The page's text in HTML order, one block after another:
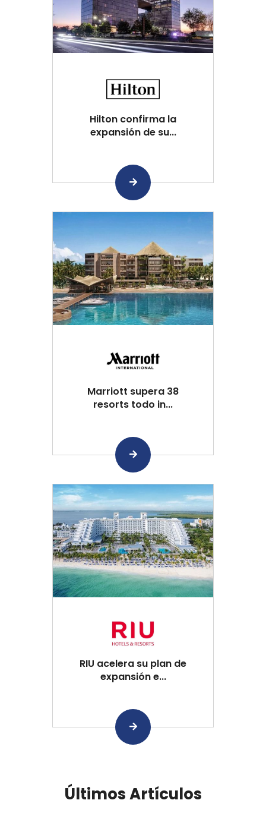
Hilton confirma la
expansión de su...
Marriott supera 38
resorts todo in...
RIU acelera su plan de
expansión e...
Últimos Artículos